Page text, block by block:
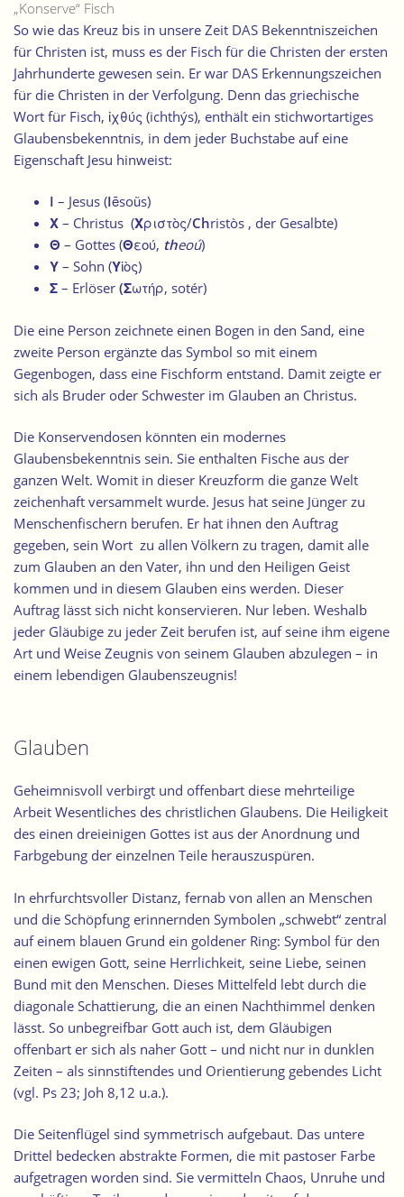
„Konserve“ Fisch
So wie das Kreuz bis in unsere Zeit DAS Bekenntniszeichen
für Christen ist, muss es der Fisch für die Christen der ersten
Jahrhunderte gewesen sein. Er war DAS Erkennungszeichen
für die Christen in der Verfolgung. Denn das griechische
Wort für Fisch, ἰχθύς (ichthýs), enthält ein stichwortartiges
Glaubensbekenntnis, in dem jeder Buchstabe auf eine
Eigenschaft Jesu hinweist:
I – Jesus (Iēsoũs)
Χ – Christus (Χριστὸς/Christòs , der Gesalbte)
Θ – Gottes (Θεού, theoú)
Υ – Sohn (Υἱὸς)
Σ – Erlöser (Σωτήρ, sotér)
Die eine Person zeichnete einen Bogen in den Sand, eine
zweite Person ergänzte das Symbol so mit einem
Gegenbogen, dass eine Fischform entstand. Damit zeigte er
sich als Bruder oder Schwester im Glauben an Christus.
Die Konservendosen könnten ein modernes
Glaubensbekenntnis sein. Sie enthalten Fische aus der
ganzen Welt. Womit in dieser Kreuzform die ganze Welt
zeichenhaft versammelt wurde. Jesus hat seine Jünger zu
Menschenfischern berufen. Er hat ihnen den Auftrag
gegeben, sein Wort zu allen Völkern zu tragen, damit alle
zum Glauben an den Vater, ihn und den Heiligen Geist
kommen und in diesem Glauben eins werden. Dieser
Auftrag lässt sich nicht konservieren. Nur leben. Weshalb
jeder Gläubige zu jeder Zeit berufen ist, auf seine ihm eigene
Art und Weise Zeugnis von seinem Glauben abzulegen – in
einem lebendigen Glaubenszeugnis!
Glauben
Geheimnisvoll verbirgt und offenbart diese mehrteilige
Arbeit Wesentliches des christlichen Glaubens. Die Heiligkeit
des einen dreieinigen Gottes ist aus der Anordnung und
Farbgebung der einzelnen Teile herauszuspüren.
In ehrfurchtsvoller Distanz, fernab von allen an Menschen
und die Schöpfung erinnernden Symbolen „schwebt“ zentral
auf einem blauen Grund ein goldener Ring: Symbol für den
einen ewigen Gott, seine Herrlichkeit, seine Liebe, seinen
Bund mit den Menschen. Dieses Mittelfeld lebt durch die
diagonale Schattierung, die an einen Nachthimmel denken
lässt. So unbegreifbar Gott auch ist, dem Gläubigen
offenbart er sich als naher Gott – und nicht nur in dunklen
Zeiten – als sinnstiftendes und Orientierung gebendes Licht
(vgl. Ps 23; Joh 8,12 u.a.).
Die Seitenflügel sind symmetrisch aufgebaut. Das untere
Drittel bedecken abstrakte Formen, die mit pastoser Farbe
aufgetragen worden sind. Sie vermitteln Chaos, Unruhe und